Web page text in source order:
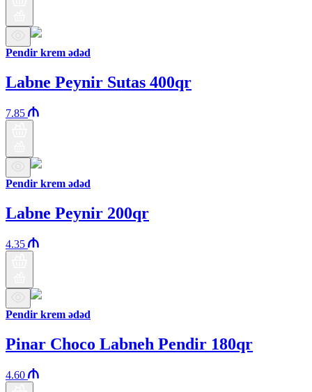
Pendir krem ədəd
Labne Peynir Sutas 400qr
7.85
Pendir krem ədəd
Labne Peynir 200qr
4.35
Pendir krem ədəd
Pinar Choco Labneh Pendir 180qr
4.60